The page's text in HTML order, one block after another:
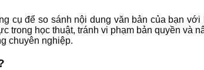
cụ để so sánh nội dung văn bản của bạn
học thuật, tránh vi phạm bản quyền và
chuyên nghiệp.